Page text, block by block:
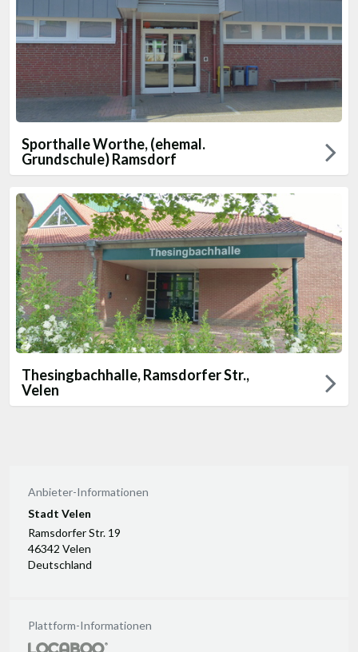
Sporthalle Worthe, (ehemal.
Grundschule) Ramsdorf
Thesingbachhalle, Ramsdorfer Str.,
Velen
Anbieter-Informationen
Stadt Velen
Ramsdorfer Str. 19
46342 Velen
Deutschland
Plattform-Informationen